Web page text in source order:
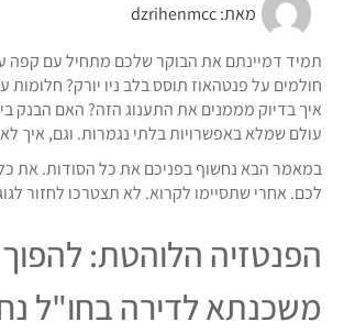
מאת:dzrihenmcc
תמיד דמיינתם את הבוקר שלכם מתחיל עם קפה
חולמים על פנטהאוז תוסס בלב ניו יורק?
איך בדיוק מממנים את התענוג הזה? האם הבנק
עולם שמלא באפשרויות בלתי נגמרות. וגם, איך
במאמר הבא נחשוף בפניכם את כל הסודות. את
לכם. אחרי שתסיימו לקרוא. לא תצטרכו לחזור
הפנטזיה הלוהטת:
משכנתא לדירה בחו"ל